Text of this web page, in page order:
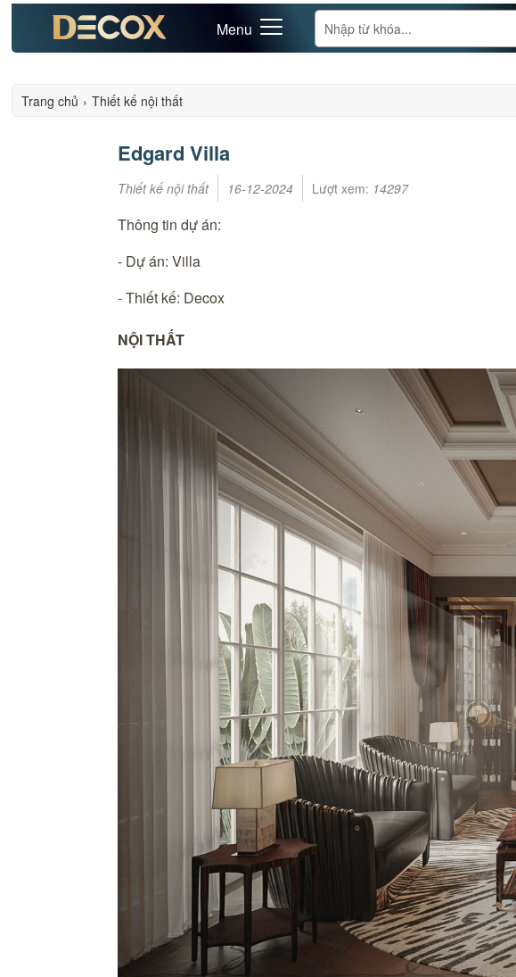
Menu
Trang chủ › Thiết kế nội thất
Edgard Villa
Thiết kế nội thất 16-12-2024 Lượt xem: 14297
Thông tin dự án:
- Dự án: Villa
- Thiết kế: Decox
NỘI THẤT